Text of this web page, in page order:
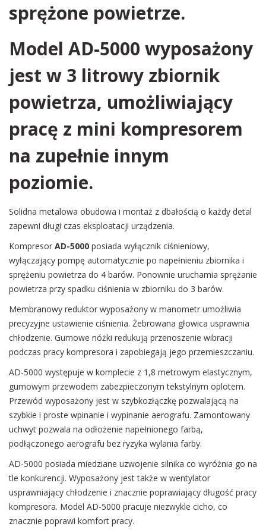
sprężone powietrze.
Model AD-5000 wyposażony
jest w 3 litrowy zbiornik
powietrza, umożliwiający
pracę z mini kompresorem
na zupełnie innym
poziomie.
Solidna metalowa obudowa i montaż z dbałością o każdy detal
zapewni długi czas eksploatacji urządzenia.
Kompresor AD-5000 posiada wyłącznik ciśnieniowy,
wyłączający pompę automatycznie po napełnieniu zbiornika i
sprężeniu powietrza do 4 barów. Ponownie uruchamia sprężanie
powietrza przy spadku ciśnienia w zbiorniku do 3 barów.
Membranowy reduktor wyposażony w manometr umożliwia
precyzyjne ustawienie ciśnienia. Żebrowana głowica usprawnia
chłodzenie. Gumowe nóżki redukują przenoszenie wibracji
podczas pracy kompresora i zapobiegają jego przemieszczaniu.
AD-5000 występuje w komplecie z 1,8 metrowym elastycznym,
gumowym przewodem zabezpieczonym tekstylnym oplotem.
Przewód wyposażony jest w szybkozłączkę pozwalającą na
szybkie i proste wpinanie i wypinanie aerografu. Zamontowany
uchwyt pozwala na odłożenie napełnionego farbą,
podłączonego aerografu bez ryzyka wylania farby.
AD-5000 posiada miedziane uzwojenie silnika co wyróżnia go na
tle konkurencji. Wyposażony jest także w wentylator
usprawniający chłodzenie i znacznie poprawiający długość pracy
kompresora. Model AD-5000 pracuje niezwykle cicho, co
znacznie poprawi komfort pracy.